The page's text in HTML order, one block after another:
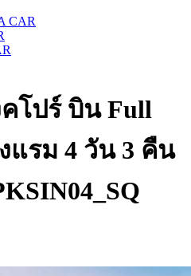
CAR
โปร์ บิน Full
แรม 4 วัน 3 คืน